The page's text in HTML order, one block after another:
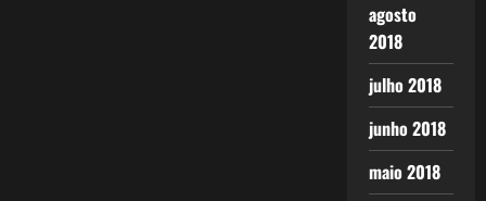
agosto
2018
julho 2018
junho 2018
maio 2018